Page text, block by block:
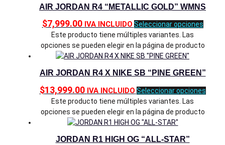
AIR JORDAN R4 “METALLIC GOLD” WMNS
$7,999.00 IVA INCLUIDO Seleccionar opciones
Este producto tiene múltiples variantes. Las
opciones se pueden elegir en la página de producto
AIR JORDAN R4 X NIKE SB “PINE GREEN”
$13,999.00 IVA INCLUIDO Seleccionar opciones
Este producto tiene múltiples variantes. Las
opciones se pueden elegir en la página de producto
JORDAN R1 HIGH OG “ALL-STAR”